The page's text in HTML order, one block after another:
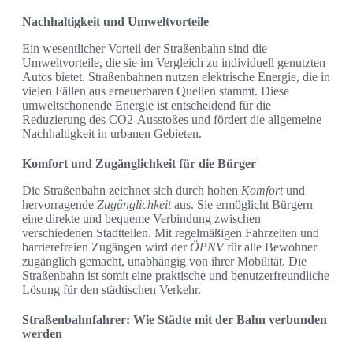
Nachhaltigkeit und Umweltvorteile
Ein wesentlicher Vorteil der Straßenbahn sind die
Umweltvorteile, die sie im Vergleich zu individuell genutzten
Autos bietet. Straßenbahnen nutzen elektrische Energie, die in
vielen Fällen aus erneuerbaren Quellen stammt. Diese
umweltschonende Energie ist entscheidend für die
Reduzierung des CO2-Ausstoßes und fördert die allgemeine
Nachhaltigkeit in urbanen Gebieten.
Komfort und Zugänglichkeit für die Bürger
Die Straßenbahn zeichnet sich durch hohen Komfortund
hervorragende Zugänglichkeitaus. Sie ermöglicht Bürgern
eine direkte und bequeme Verbindung zwischen
verschiedenen Stadtteilen. Mit regelmäßigen Fahrzeiten und
barrierefreien Zugängen wird derÖPNVfür alle Bewohner
zugänglich gemacht, unabhängig von ihrer Mobilität. Die
Straßenbahn ist somit eine praktische und benutzerfreundliche
Lösung für den städtischen Verkehr.
Straßenbahnfahrer: Wie Städte mit der Bahn verbunden
werden